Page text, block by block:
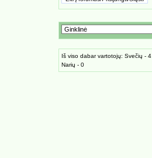
Iš viso dabar vartotojų: Svečių - 4
Narių - 0